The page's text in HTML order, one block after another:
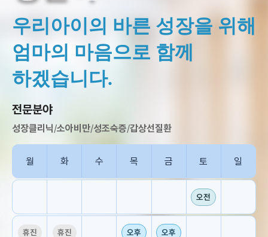
우리아이의 바른 성장을 위해
엄마의 마음으로 함께
하겠습니다.
전문분야
성장클리닉/소아비만/성조숙증/갑상선질환
월 화 수 목 금 토 일
오전
휴진 휴진 오후 오후